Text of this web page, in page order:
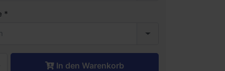
In den Warenkorb